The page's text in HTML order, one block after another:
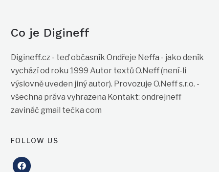
Co je Digineff
Digineff.cz - teď občasník Ondřeje Neffa - jako deník
vychází od roku 1999 Autor textů O.Neff (není-li
výslovně uveden jiný autor). Provozuje O.Neff s.r.o. -
všechna práva vyhrazena Kontakt: ondrejneff
zavináč gmail tečka com
FOLLOW US
facebook